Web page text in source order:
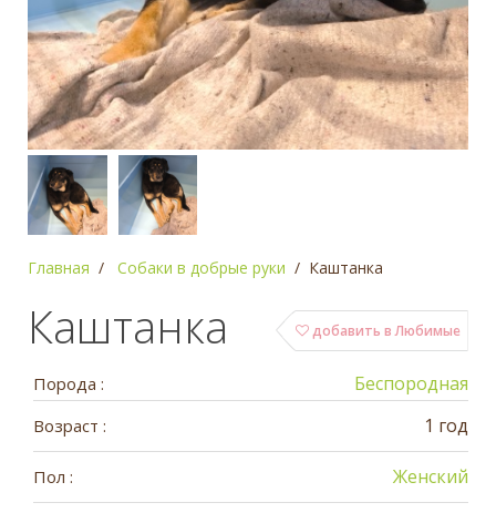
Главная Собаки в добрые руки Каштанка
добавить в Любимые
Каштанка
Порода : Беспородная
Возраст : 1 год
Пол : Женский